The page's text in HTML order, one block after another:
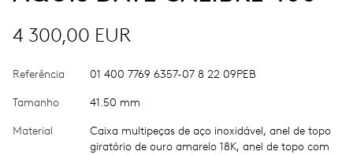
4 300,00 EUR
Referência 01 400 7769 6357-07 8 22 09PEB
Tamanho 41.50 mm
Material
Caixa multipeças de aço inoxidável, anel de topo
giratório de ouro amarelo 18K, anel de topo com